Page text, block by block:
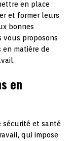
en place
et former leurs
bonnes
vous proposons
en matière de
en
sécurité et santé
qui impose